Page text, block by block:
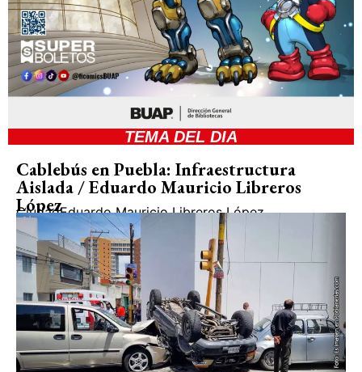
TEMA DEL DIA
Cablebús en Puebla: Infraestructura
Aislada / Eduardo Mauricio Libreros
López
CiudadEduardo Mauricio Libreros López